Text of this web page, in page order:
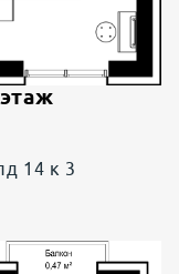
этаж
14 к 3